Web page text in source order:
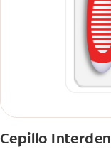
Cepillo